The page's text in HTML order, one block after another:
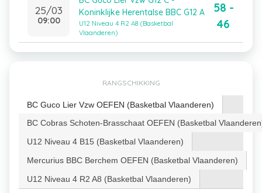
25/03
09:00
Koninklijke Herentalse BBC G12 A
U12 Niveau 4 R2 A8 (Basketbal
Vlaanderen)
58 -
46
RANGSCHIKKING
BC Guco Lier Vzw OEFEN (Basketbal Vlaanderen)
BC Cobras Schoten-Brasschaat OEFEN (Basketbal
U12 Niveau 4 B15 (Basketbal Vlaanderen)
Mercurius BBC Berchem OEFEN (Basketbal Vlaanderen)
U12 Niveau 4 R2 A8 (Basketbal Vlaanderen)